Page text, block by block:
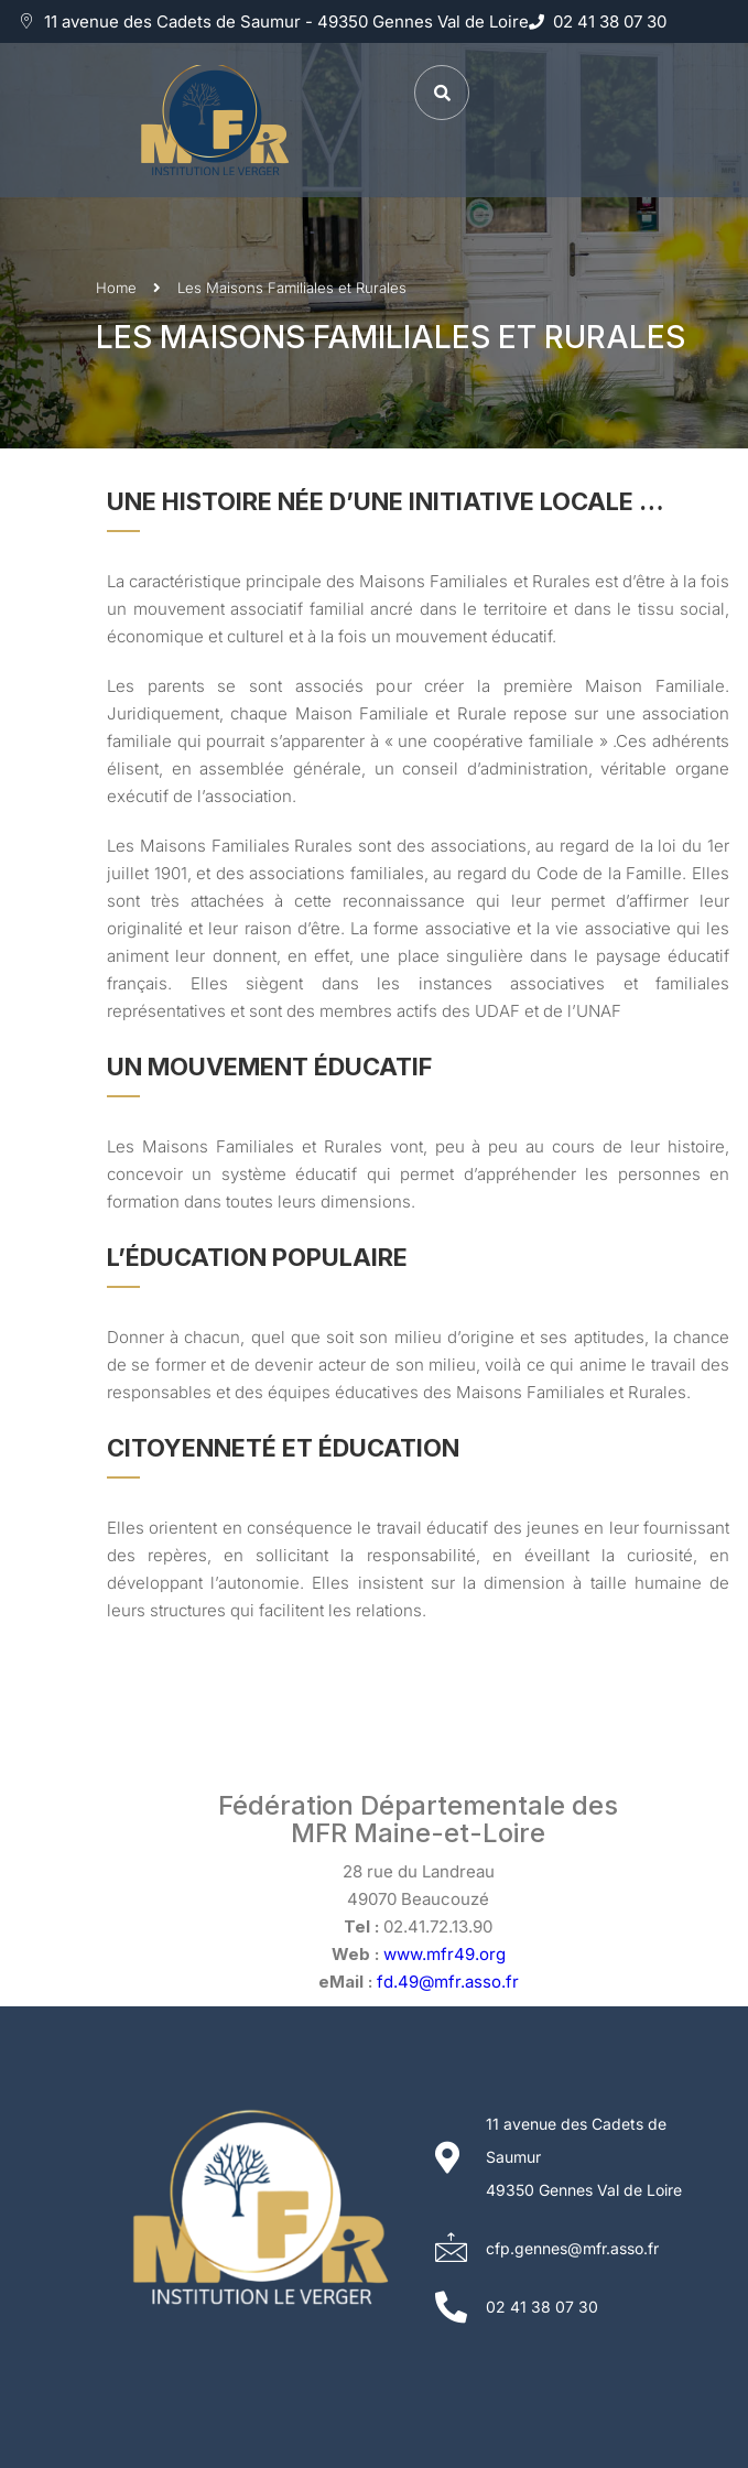
11 avenue des Cadets de Saumur - 49350 Gennes Val de Loire 02 41 38 07 30
Home Les Maisons Familiales et Rurales
LES MAISONS FAMILIALES ET RURALES
UNE HISTOIRE NÉE D’UNE INITIATIVE LOCALE …
La caractéristique principale des Maisons Familiales et Rurales est d’être à la fois
un mouvement associatif familial ancré dans le territoire et dans le tissu social,
économique et culturel et à la fois un mouvement éducatif.
Les parents se sont associés pour créer la première Maison Familiale.
Juridiquement, chaque Maison Familiale et Rurale repose sur une association
familiale qui pourrait s’apparenter à « une coopérative familiale » .Ces adhérents
élisent, en assemblée générale, un conseil d’administration, véritable organe
exécutif de l’association.
Les Maisons Familiales Rurales sont des associations, au regard de la loi du 1er
juillet 1901, et des associations familiales, au regard du Code de la Famille. Elles
sont très attachées à cette reconnaissance qui leur permet d’affirmer leur
originalité et leur raison d’être. La forme associative et la vie associative qui les
animent leur donnent, en effet, une place singulière dans le paysage éducatif
français. Elles siègent dans les instances associatives et familiales
représentatives et sont des membres actifs des UDAF et de l’UNAF
UN MOUVEMENT ÉDUCATIF
Les Maisons Familiales et Rurales vont, peu à peu au cours de leur histoire,
concevoir un système éducatif qui permet d’appréhender les personnes en
formation dans toutes leurs dimensions.
L’ÉDUCATION POPULAIRE
Donner à chacun, quel que soit son milieu d’origine et ses aptitudes, la chance
de se former et de devenir acteur de son milieu, voilà ce qui anime le travail des
responsables et des équipes éducatives des Maisons Familiales et Rurales.
CITOYENNETÉ ET ÉDUCATION
Elles orientent en conséquence le travail éducatif des jeunes en leur fournissant
des repères, en sollicitant la responsabilité, en éveillant la curiosité, en
développant l’autonomie. Elles insistent sur la dimension à taille humaine de
leurs structures qui facilitent les relations.
Fédération Départementale des
MFR Maine-et-Loire
28 rue du Landreau
49070 Beaucouzé
Tel : 02.41.72.13.90
Web : www.mfr49.org
eMail : fd.49@mfr.asso.fr
11 avenue des Cadets de
Saumur
49350 Gennes Val de Loire
cfp.gennes@mfr.asso.fr
02 41 38 07 30